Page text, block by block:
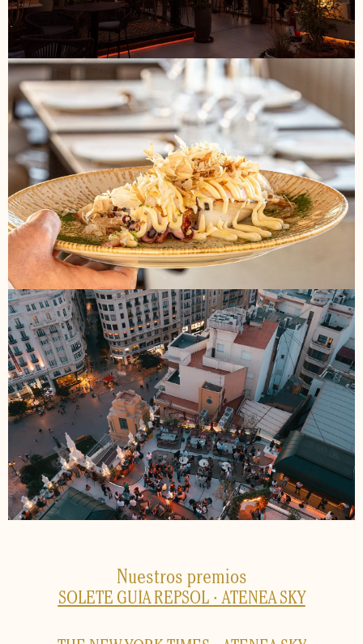
Nuestros premios
SOLETE GUÍA REPSOL · ATENEA SKY